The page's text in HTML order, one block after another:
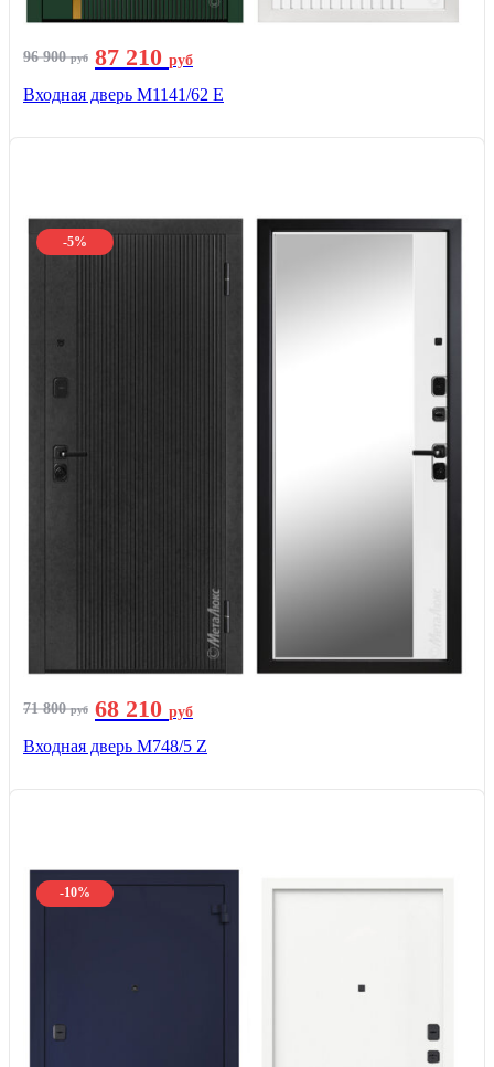
96 900руб 87 210 руб
Входная дверь М1141/62 Е
-5%
71 800руб 68 210 руб
Входная дверь М748/5 Z
-10%